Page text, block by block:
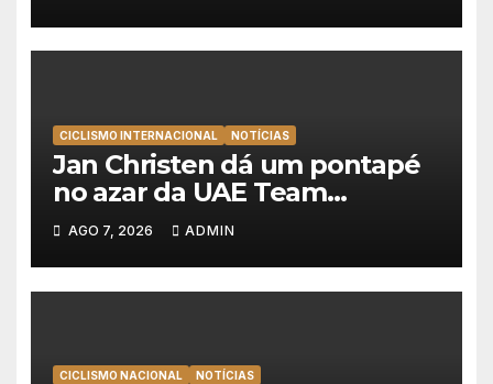
mantém a amarela da Volta a
Portugal
CICLISMO INTERNACIONAL NOTÍCIAS
Jan Christen dá um pontapé
no azar da UAE Team
Emirates e vence na Volta a
Polónia
AGO 7, 2026 ADMIN
CICLISMO NACIONAL NOTÍCIAS